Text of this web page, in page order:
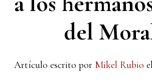
del
Artículo escrito por Mikel Rubio el